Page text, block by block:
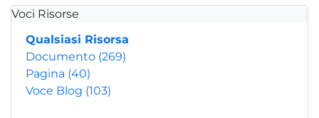
Voci Risorse
Qualsiasi Risorsa
Documento (269)
Pagina (40)
Voce Blog (103)